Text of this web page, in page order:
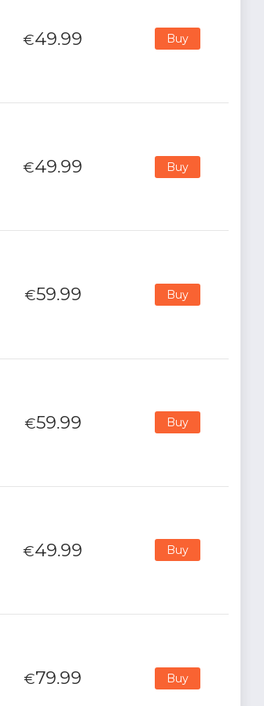
€49.99 Buy
€49.99 Buy
€59.99 Buy
€59.99 Buy
€49.99 Buy
€79.99 Buy